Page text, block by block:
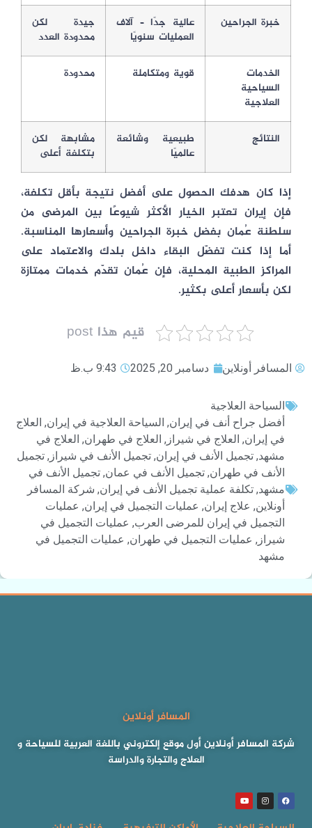
خبرة الجراحين
عالية جدًا – آلاف
العمليات سنويًا
جيدة لكن
محدودة العدد
الخدمات
السياحية
العلاجية
قوية ومتكاملة محدودة
النتائج
طبيعية وشائعة
عالميًا
مشابهة لكن
بتكلفة أعلى
إذا كان هدفك الحصول علىأفضل نتيجة بأقل تكلفة،
فإن إيرانتعتبر الخيار الأكثر شيوعًا بين المرضى من
سلطنة عُمان بفضل خبرة الجراحين وأسعارها المناسبة.
أما إذا كنت تفضّل البقاء داخل بلدك والاعتماد على
المراكز الطبية المحلية، فإنعُمانتقدّم خدمات ممتازة
لكن بأسعار أعلى بكثير.
قيم هذا post
المسافر أونلاين دسامبر 20, 2025 9:43 ب.ظ
السياحة العلاجية
أفضل جراح أنف في إيران,السياحة العلاجية في إيران,العلاج
في إيران,العلاج في شيراز , العلاج في طهران,العلاج في
مشهد,تجميل الأنف في إيران,تجميل الأنف في شيراز , تجميل
الأنف في طهران,تجميل الأنف في عمان,تجميل الأنف في
مشهد,تكلفة عملية تجميل الأنف في إيران,شركة المسافر
أونلاين,علاج إيران,عمليات التجميل في إيران,عمليات
التجميل في إيران للمرضى العرب,عمليات التجميل في
شيراز , عمليات التجميل في طهران,عمليات التجميل في
مشهد
المسافر أونلاين
شركة المسافر أونلاين أول موقع إلكتروني باللغة العربية للسياحة و
العلاج والتجارة والدراسة